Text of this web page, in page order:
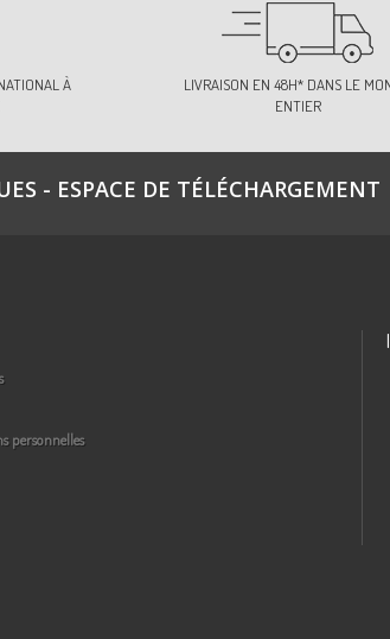
À
LIVRAISON EN 48H* DANS LE
ENTIER
- ESPACE DE TÉLÉCHARGEMENT
personnelles